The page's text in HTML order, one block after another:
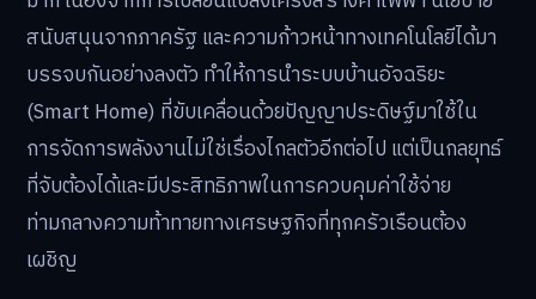
สนับสนุนจากภาครัฐ และความก้าวหน้าทางเทคโนโลยีได้มา
บรรจบกันอย่างลงตัว ทำให้การนำระบบบ้านอัจฉริยะ
(Smart Home) ที่ขับเคลื่อนด้วยปัญญาประดิษฐ์มาใช้ใน
การจัดการพลังงานไม่ใช่เรื่องไกลตัวอีกต่อไป แต่เป็นกลยุทธ์
ที่จับต้องได้และมีประสิทธิภาพในการควบคุมค่าใช้จ่าย
ท่ามกลางความท้าทายทางเศรษฐกิจที่ทุกครัวเรือนต้อง
เผชิญ